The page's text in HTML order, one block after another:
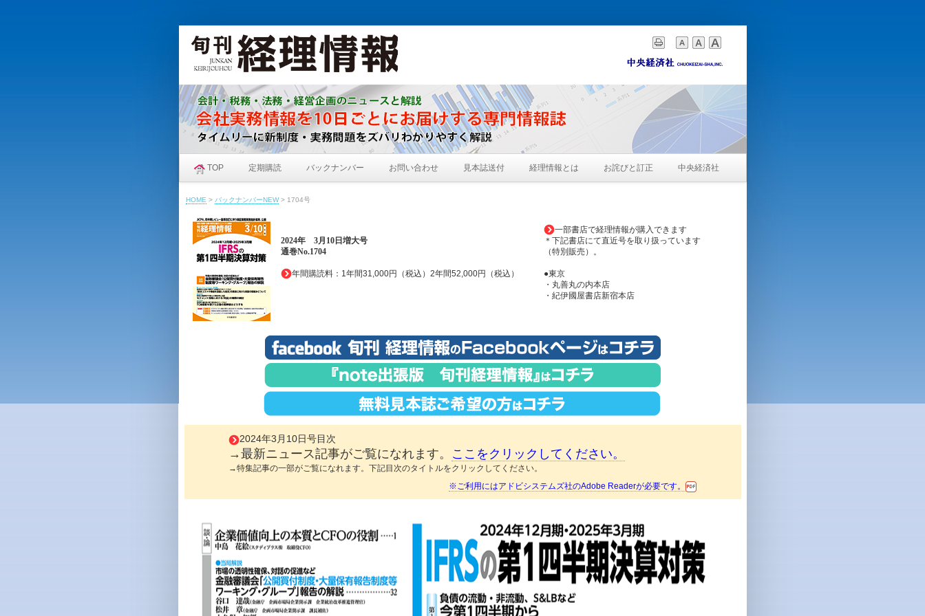
TOP 定期購読 バックナンバー お問い合わせ 見本誌送付 経理情報とは お詫びと訂正 中央経済社
HOME > バックナンバーNEW> 1704号
2024年 3月10日増大号
通巻No.1704
年間購読料：1年間31,000円（税込）2年間52,000円（税込）
一部書店で経理情報が購入できます
＊下記書店にて直近号を取り扱っています
（特別販売）。
●東京
・丸善丸の内本店
・紀伊國屋書店新宿本店
2024年3月10日号目次
→最新ニュース記事がご覧になれます。 ここをクリックしてください。
→特集記事の一部がご覧になれます。下記目次のタイトルをクリックしてください。
※ご利用にはアドビシステムズ社のAdobe Readerが必要です。